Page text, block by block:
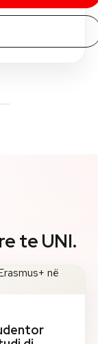
te UNI.